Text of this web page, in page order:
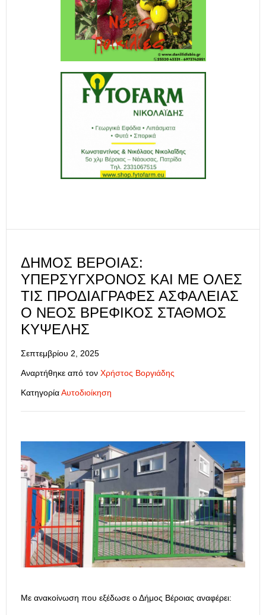
ΔΉΜΟΣ ΒΈΡΟΙΑΣ:
ΥΠΕΡΣΎΓΧΡΟΝΟΣ ΚΑΙ ΜΕ ΌΛΕΣ
ΤΙΣ ΠΡΟΔΙΑΓΡΑΦΈΣ ΑΣΦΆΛΕΙΑΣ
Ο ΝΈΟΣ ΒΡΕΦΙΚΌΣ ΣΤΑΘΜΌΣ
ΚΥΨΈΛΗΣ
Σεπτεμβρίου 2, 2025
Αναρτήθηκε από τον Χρήστος Βοργιάδης
ΚατηγορίαΑυτοδιοίκηση
Με ανακοίνωση που εξέδωσε ο Δήμος Βέροιας αναφέρει: